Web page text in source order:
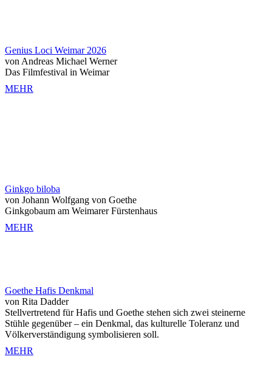
Genius Loci Weimar 2026
von Andreas Michael Werner
Das Filmfestival in Weimar
MEHR
Ginkgo biloba
von Johann Wolfgang von Goethe
Ginkgobaum am Weimarer Fürstenhaus
MEHR
Goethe Hafis Denkmal
von Rita Dadder
Stellvertretend für Hafis und Goethe stehen sich zwei steinerne
Stühle gegenüber – ein Denkmal, das kulturelle Toleranz und
Völkerverständigung symbolisieren soll.
MEHR